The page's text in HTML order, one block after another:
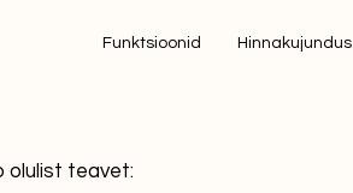
Funktsioonid Hinnakujundus
olulist teavet: